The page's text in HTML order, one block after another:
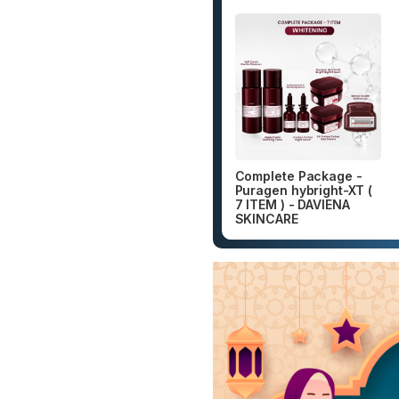
Complete Package -
Puragen hybright-XT (
7 ITEM ) - DAVIENA
SKINCARE